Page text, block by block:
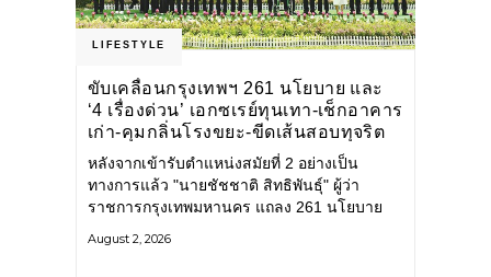
LIFESTYLE
ขับเคลื่อนกรุงเทพฯ 261 นโยบาย และ
‘4 เรื่องด่วน’ เอกซเรย์ทุนเทา-เช็กอาคาร
เก่า-คุมกลิ่นโรงขยะ-ขีดเส้นสอบทุจริต
หลังจากเข้ารับตำแหน่งสมัยที่ 2 อย่างเป็น
ทางการแล้ว "นายชัชชาติ สิทธิพันธุ์" ผู้ว่า
ราชการกรุงเทพมหานคร แถลง 261 นโยบาย
ยุทธศาสตร์ จัดทำตัวชี้วัด
August 2, 2026